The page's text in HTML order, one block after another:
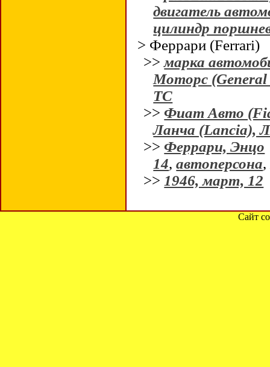
двигатель
цилиндр
> Феррари (Ferrari)
>>марка
Моторс
ТС
>>Фиат Авто
Ланча (Lancia),
>>Феррари, Энцо
14,автоперсона,
>> 1946, март, 12
Сайт